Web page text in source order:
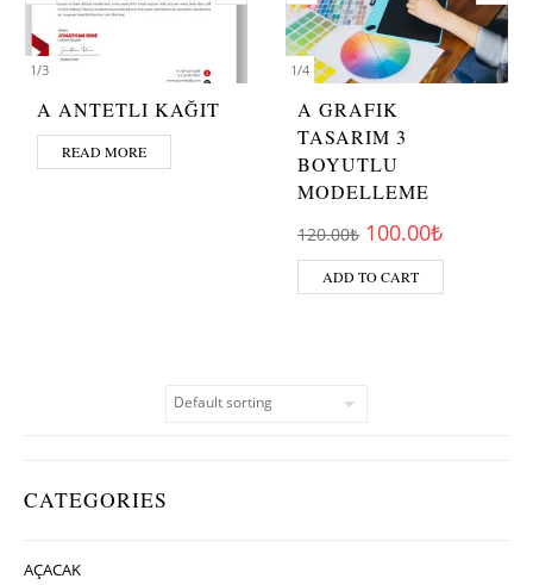
CATEGORIES
AÇACAK
1/3
A ANTETLI KAĞIT
READ MORE
1/4
A GRAFIK
TASARIM 3
BOYUTLU
MODELLEME
120.00₺ Original price
100.00₺Current
ADD TO CART